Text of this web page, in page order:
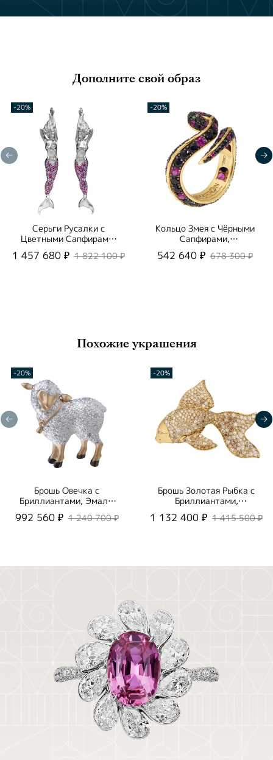
Дополните свой образ
-20%
Серьги Русалки с
Цветными Сапфирами,
E0163-0/2
1 457 680 ₽ 1 822 100 ₽
-20%
Кольцо Змея с Чёрными
Сапфирами,
Цаворитами и
Рубинами, R0188-1/26
542 640 ₽ 678 300 ₽
Похожие украшения
-20%
Брошь Овечка с
Бриллиантами, Эмаль,
Brs0269-0/5
992 560 ₽ 1 240 700 ₽
-20%
Брошь Золотая Рыбка с
Бриллиантами,
Brs0251-21/6
1 132 400 ₽ 1 415 500 ₽